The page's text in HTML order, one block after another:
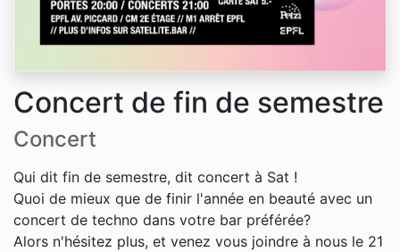
Concert de fin de semestre
Concert
Qui dit fin de semestre, dit concert à Sat !
Quoi de mieux que de finir l'année en beauté avec un
concert de techno dans votre bar préférée?
Alors n'hésitez plus, et venez vous joindre à nous le 21